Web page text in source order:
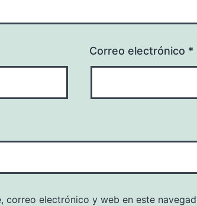
Correo electrónico *
correo electrónico y web en este